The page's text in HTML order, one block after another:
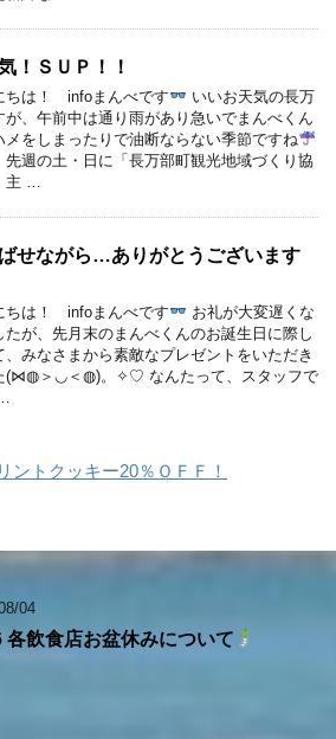
！ＳＵＰ！！
ちは！ infoまんべです
いいお天気の長万
が、午前中は通り雨があり急いでまんべくん
メをしまったりで油断ならない季節ですね
先週の土・日に「長万部町観光地域づくり協
主 …
せながら…ありがとうございます
ちは！ infoまんべです
お礼が大変遅くな
たが、先月末のまんべくんのお誕生日に際し
、みなさまから素敵なプレゼントをいただき
(⋈◍＞◡＜◍)。✧♡ なんたって、スタッフで
ントクッキー20％ＯＦＦ！
04
各飲食店お盆休みについて